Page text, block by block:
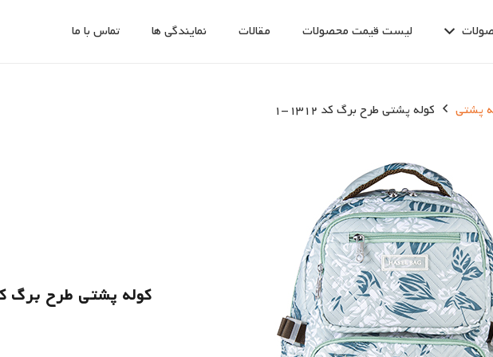
لیست قیمت محصولات مقالات نمایندگی ها تماس با ما
پشتی کوله پشتی طرح برگ کد 1312-1
کوله پشتی طرح برگ کد